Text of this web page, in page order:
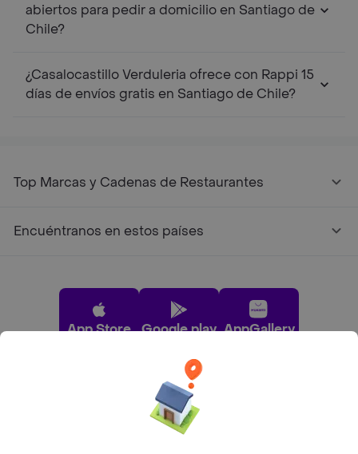
abiertos para pedir a domicilio en Santiago de
Chile?
¿Casalocastillo Verduleria ofrece con Rappi 15
días de envíos gratis en Santiago de Chile?
Top Marcas y Cadenas de Restaurantes
Encuéntranos en estos países
App Store Google play AppGallery
Pide tu comida favorita cerca de ti